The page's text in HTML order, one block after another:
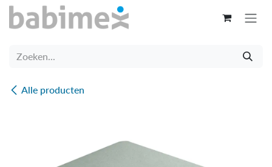
Overslaan naar inhoud
Alle producten